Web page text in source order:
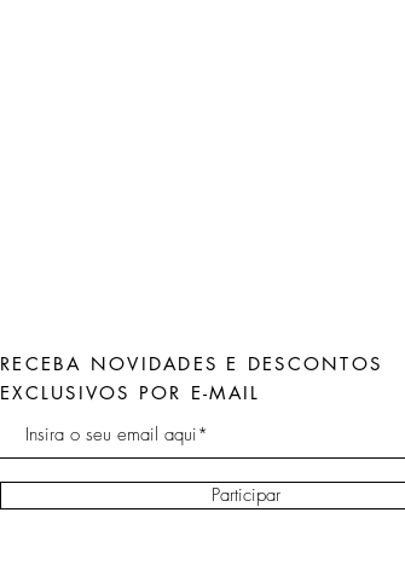
RECEBA NOVIDADES E DESCONTOS
EXCLUSIVOS POR E-MAIL
Participar